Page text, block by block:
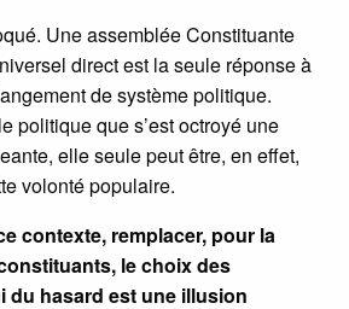
Une assemblée Constituante
direct est la seule réponse à
de système politique.
politique que s’est octroyé une
elle seule peut être, en effet,
volonté populaire.
contexte, remplacer, pour la
le choix des
du hasard est une illusion